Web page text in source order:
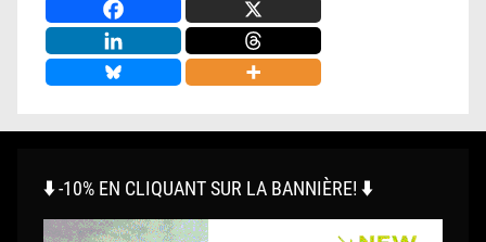
⬇️ -10% EN CLIQUANT SUR LA BANNIÈRE! ⬇️